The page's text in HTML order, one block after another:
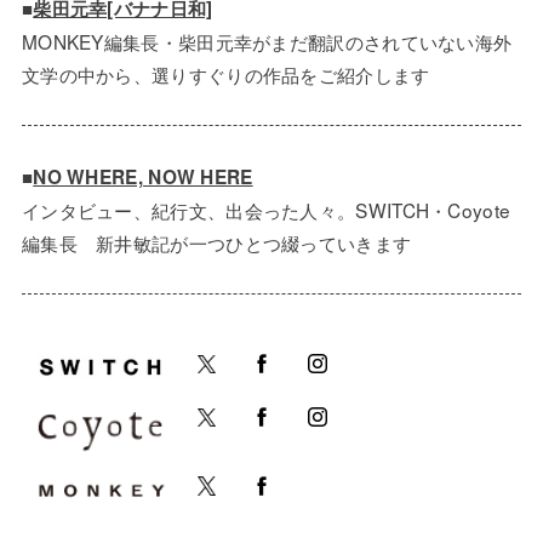
■柴田元幸[バナナ日和]
MONKEY編集長・柴田元幸がまだ翻訳のされていない海外
文学の中から、選りすぐりの作品をご紹介します
■NO WHERE, NOW HERE
インタビュー、紀行文、出会った人々。SWITCH・Coyote
編集長 新井敏記が一つひとつ綴っていきます